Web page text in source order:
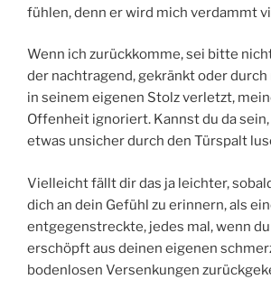
fühlen, denn er wird mich verdammt
Wenn ich zurückkomme, sei bitte
der nachtragend, gekränkt oder durch
in seinem eigenen Stolz verletzt,
Offenheit ignoriert. Kannst du da
etwas unsicher durch den Türspalt
Vielleicht fällt dir das ja leichter,
dich an dein Gefühl zu erinnern, als
entgegenstreckte, jedes mal, wenn
erschöpft aus deinen eigenen
bodenlosen Versenkungen